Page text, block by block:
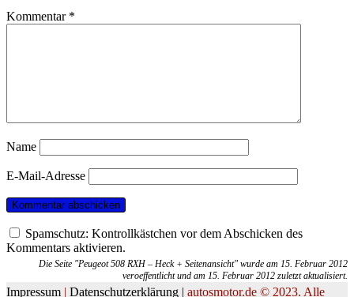
Kommentar *
Name
E-Mail-Adresse
Spamschutz: Kontrollkästchen vor dem Abschicken des
Kommentars aktivieren.
Die Seite "Peugeot 508 RXH – Heck + Seitenansicht" wurde am 15. Februar 2012
veroeffentlicht und am 15. Februar 2012 zuletzt aktualisiert.
Impressum | Datenschutzerklärung | autosmotor.de © 2023. Alle